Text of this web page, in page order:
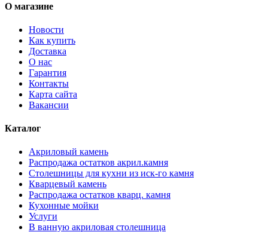
О магазине
Новости
Как купить
Доставка
О нас
Гарантия
Контакты
Карта сайта
Вакансии
Каталог
Акриловый камень
Распродажа остатков акрил.камня
Столешницы для кухни из иск-го камня
Кварцевый камень
Распродажа остатков кварц. камня
Кухонные мойки
Услуги
В ванную акриловая столешница